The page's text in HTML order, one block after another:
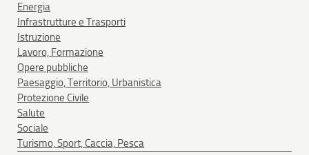
Energia
Infrastrutture e Trasporti
Istruzione
Lavoro, Formazione
Opere pubbliche
Paesaggio, Territorio, Urbanistica
Protezione Civile
Salute
Sociale
Turismo, Sport, Caccia, Pesca